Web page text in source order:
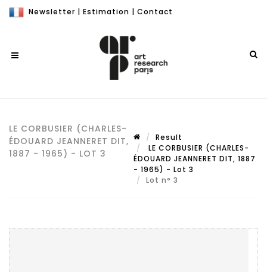
Newsletter | Estimation | Contact
LE CORBUSIER (CHARLES-
ÉDOUARD JEANNERET DIT,
1887 - 1965) - LOT 3
Result
LE CORBUSIER (CHARLES-
ÉDOUARD JEANNERET DIT, 1887
- 1965) - Lot 3
Lot n° 3